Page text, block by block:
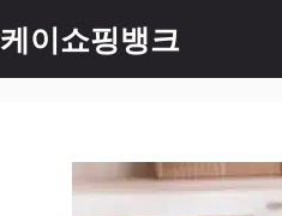
케이쇼핑뱅크